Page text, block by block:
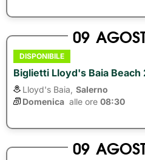
09
DISPONIBILE
Biglietti Lloyd's Baia Beach
Lloyd's Baia, Salerno
Domenica alle ore 08:30
09